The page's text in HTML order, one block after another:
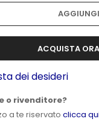
ACQUISTA ORA
dei desideri
o rivenditore?
a te riservato clicca qui